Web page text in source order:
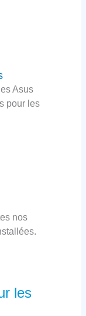
Asus
pour les
nos
les